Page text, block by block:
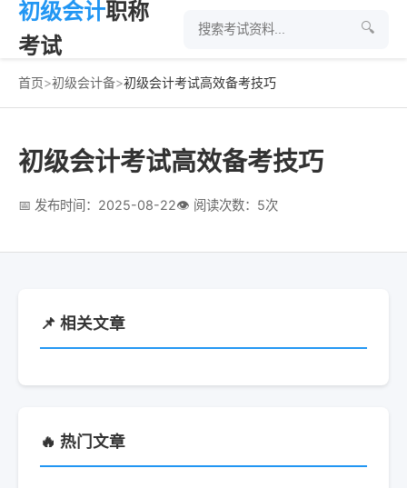
初级会计职称
考试
🔍
首页>初级会计备>初级会计考试高效备考技巧
初级会计考试高效备考技巧
📅 发布时间：2025-08-22👁 阅读次数：5次
📌 相关文章
🔥 热门文章